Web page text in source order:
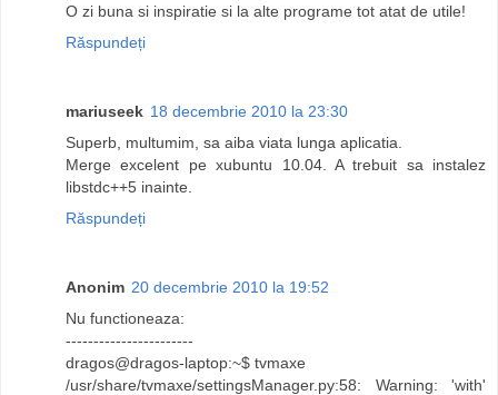
O zi buna si inspiratie si la alte programe tot atat de utile!
Răspundeți
mariuseek 18 decembrie 2010 la 23:30
Superb, multumim, sa aiba viata lunga aplicatia.
Merge excelent pe xubuntu 10.04. A trebuit sa instalez
libstdc++5 inainte.
Răspundeți
Anonim 20 decembrie 2010 la 19:52
Nu functioneaza:
-----------------------
dragos@dragos-laptop:~$ tvmaxe
/usr/share/tvmaxe/settingsManager.py:58: Warning: 'with'